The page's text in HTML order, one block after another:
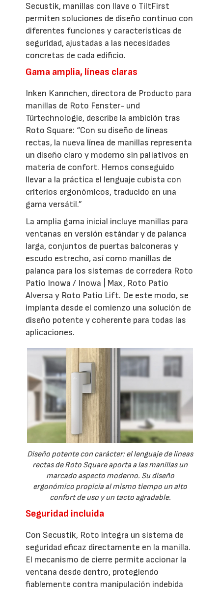
Secustik, manillas con llave o TiltFirst
permiten soluciones de diseño continuo con
diferentes funciones y características de
seguridad, ajustadas a las necesidades
concretas de cada edificio.
Gama amplia, líneas claras
Inken Kannchen, directora de Producto para
manillas de Roto Fenster- und
Türtechnologie, describe la ambición tras
Roto Square: “Con su diseño de líneas
rectas, la nueva línea de manillas representa
un diseño claro y moderno sin paliativos en
materia de confort. Hemos conseguido
llevar a la práctica el lenguaje cubista con
criterios ergonómicos, traducido en una
gama versátil.”
La amplia gama inicial incluye manillas para
ventanas en versión estándar y de palanca
larga, conjuntos de puertas balconeras y
escudo estrecho, así como manillas de
palanca para los sistemas de corredera Roto
Patio Inowa / Inowa | Max, Roto Patio
Alversa y Roto Patio Lift. De este modo, se
implanta desde el comienzo una solución de
diseño potente y coherente para todas las
aplicaciones.
Diseño potente con carácter: el lenguaje de líneas
rectas de Roto Square aporta a las manillas un
marcado aspecto moderno. Su diseño
ergonómico propicia al mismo tiempo un alto
confort de uso y un tacto agradable.
Seguridad incluida
Con Secustik, Roto integra un sistema de
seguridad eficaz directamente en la manilla.
El mecanismo de cierre permite accionar la
ventana desde dentro, protegiendo
fiablemente contra manipulación indebida